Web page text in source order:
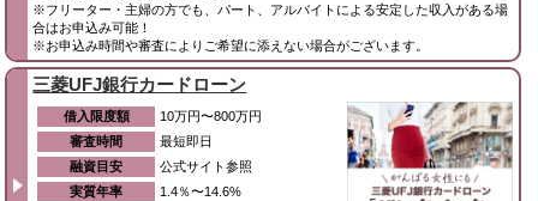
※フリーター・主婦の方でも、パート、アルバイトによる安定した収入がある場
合はお申込み可能！
※お申込み時間や審査によりご希望に添えない場合がございます。
三菱UFJ銀行カードローン
借入限度額
10万円〜800万円
審査時間
最短即日
融資目安
公式サイト参照
実質年率
1.4％〜14.6%